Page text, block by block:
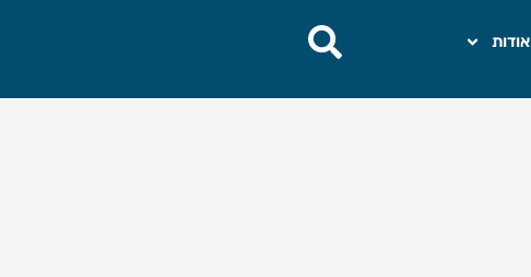
אודות